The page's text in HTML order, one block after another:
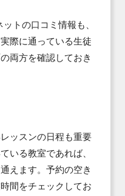
トの口コミ情報も、
際に通っている生徒
両方を確認しておき
ッスンの日程も重要
いる教室であれば、
えます。予約の空き
間をチェックしてお